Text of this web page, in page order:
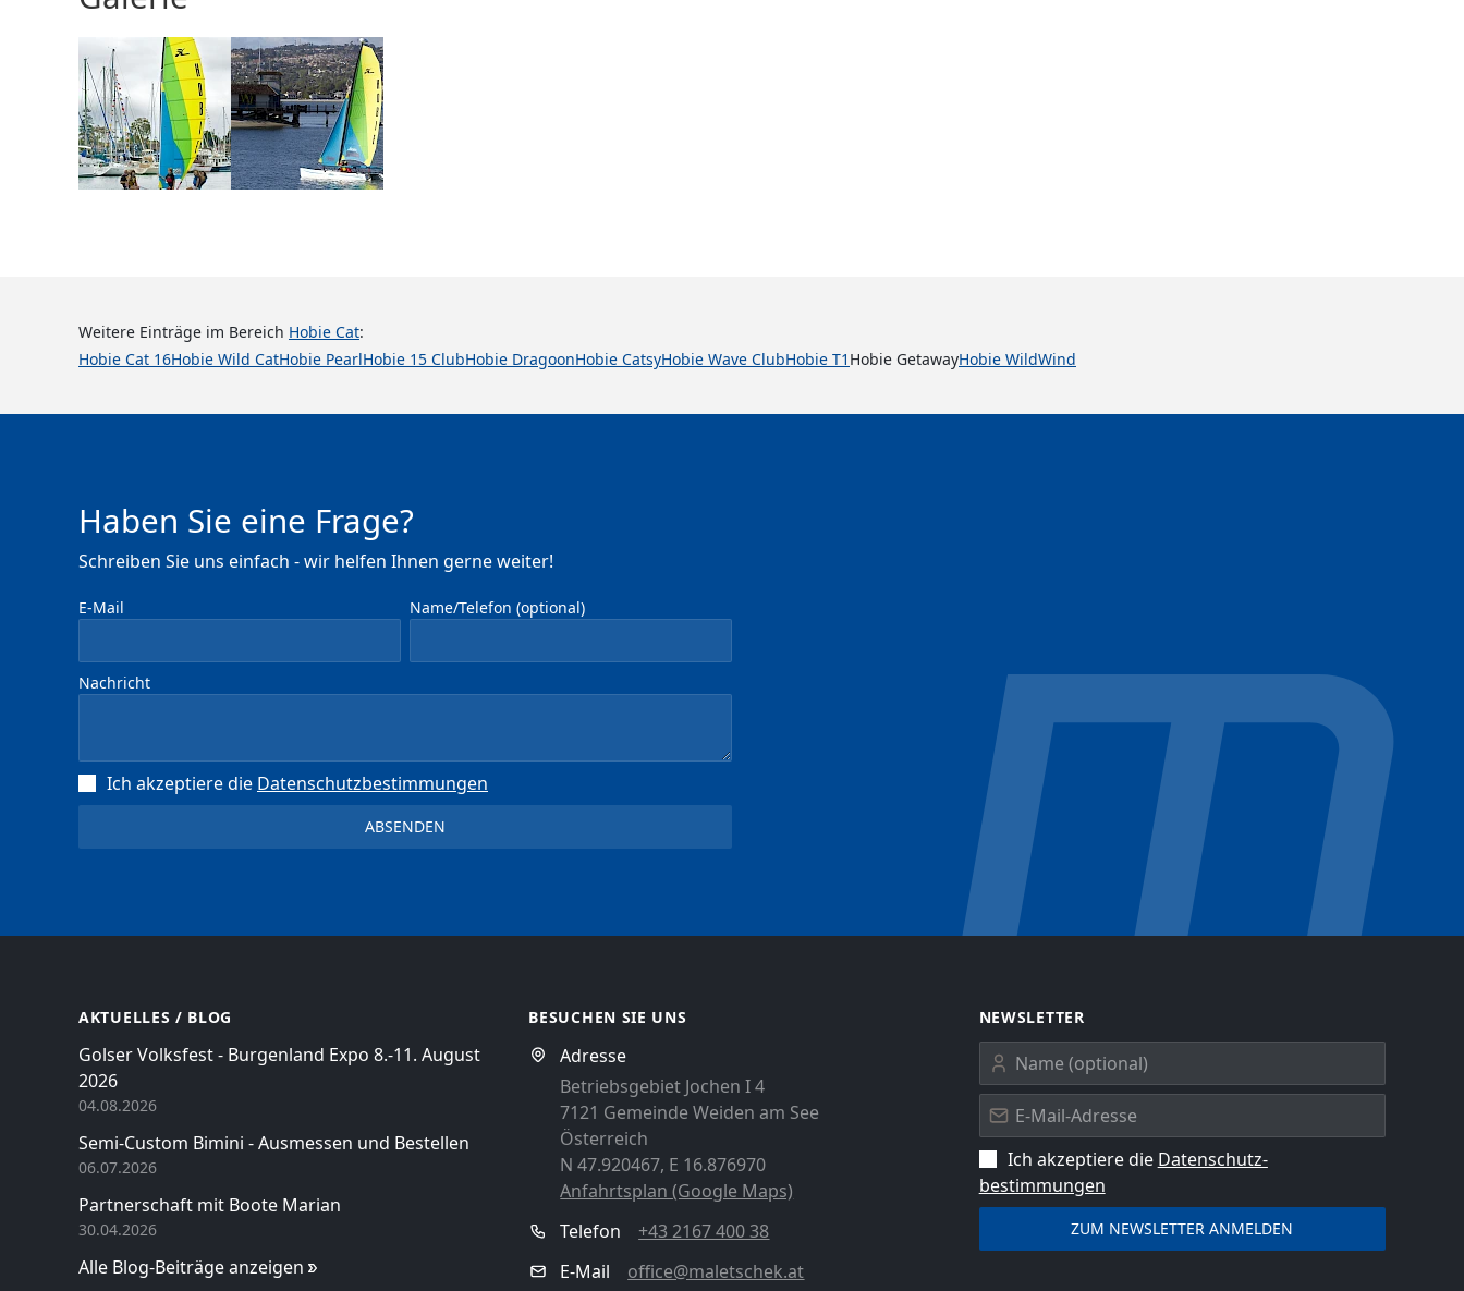
Weitere Einträge im Bereich Hobie Cat:
Hobie Cat 16Hobie Wild CatHobie PearlHobie 15 ClubHobie DragoonHobie CatsyHobie Wave ClubHobie T1 Hobie GetawayHobie WildWind
Haben Sie eine Frage?
Schreiben Sie uns einfach - wir helfen Ihnen gerne weiter!
E-Mail Name/Telefon (optional)
Nachricht
Ich akzeptiere die Datenschutz­bestimmungen
AKTUELLES / BLOG
Golser Volksfest - Burgenland Expo 8.-11. August
2026
04.08.2026
Semi-Custom Bimini - Ausmessen und Bestellen
06.07.2026
Partnerschaft mit Boote Marian
30.04.2026
Alle Blog-Beiträge anzeigen
BESUCHEN SIE UNS
Adresse
Betriebsgebiet Jochen I 4
7121 Gemeinde Weiden am See
Österreich
N 47.920467, E 16.876970
Anfahrtsplan (Google Maps)
Telefon
+43 2167 400 38
E-Mail
office@maletschek.at
NEWSLETTER
Ich akzeptiere die Datenschutz­
bestimmungen